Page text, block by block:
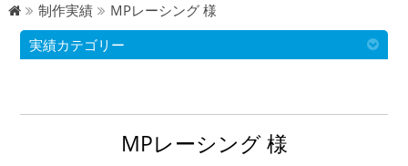
制作実績
MPレーシング 様
実績カテゴリー
MPレーシング 様